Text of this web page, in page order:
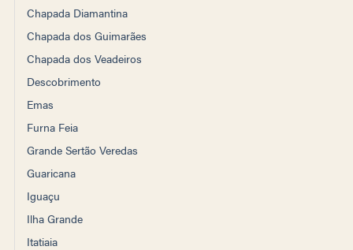
Chapada Diamantina
Chapada dos Guimarães
Chapada dos Veadeiros
Descobrimento
Emas
Furna Feia
Grande Sertão Veredas
Guaricana
Iguaçu
Ilha Grande
Itatiaia